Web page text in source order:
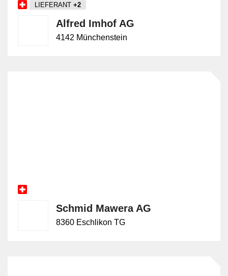
LIEFERANT +2
Alfred Imhof AG
4142 Münchenstein
Schmid Mawera AG
8360 Eschlikon TG